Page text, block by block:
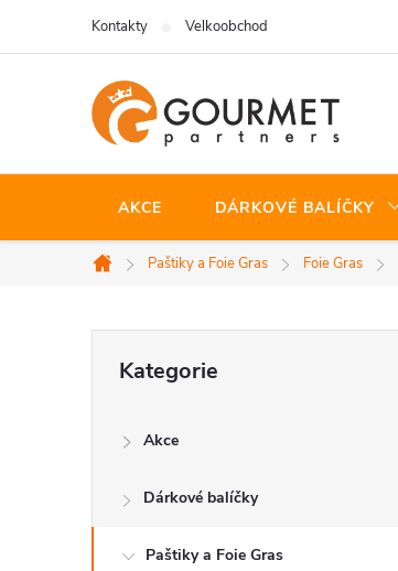
Kontakty Velkoobchod
AKCE DÁRKOVÉ BALÍČKY
Domů
Paštiky a Foie Gras Foie Gras
t
kategorie
Kategorie
Akce
Dárkové balíčky
Paštiky a Foie Gras